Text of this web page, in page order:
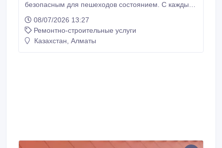
безопасным для пешеходов состоянием. С каждым
снега, и довольно быстро поверхность ступеней
рискует превратиться в скользкую горку. Регулярная
очистка лестницы отнимает время и требует
08/07/2026 13:27
Ремонтно-строительные услуги
Казахстан, Алматы